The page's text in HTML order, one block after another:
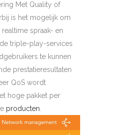
Met Quality of
is het mogelijk om
spraak- en
triple-play-services
te kunnen
prestatieresultaten
QoS wordt
hoge pakket per
producten.